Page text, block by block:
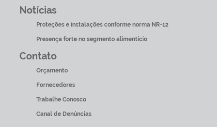
Notícias
Proteções e instalações conforme norma NR-12
Presença forte no segmento alimentício
Contato
Orçamento
Fornecedores
Trabalhe Conosco
Canal de Denúncias